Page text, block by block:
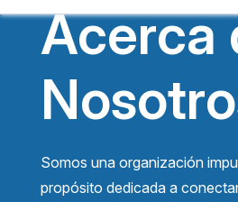
Acerca
Somos una organización
propósito dedicada a